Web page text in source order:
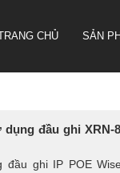
CHỦ SẢN
QUAY QUYÉT PTZ
QUỐC
đầu ghi XRN-
đầu ghi IP POE